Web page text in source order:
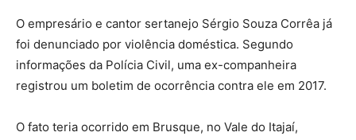
O empresário e cantor sertanejo Sérgio Souza Corrêa já
foi denunciado por violência doméstica. Segundo
informações da Polícia Civil, uma ex-companheira
registrou um boletim de ocorrência contra ele em 2017.
O fato teria ocorrido em Brusque, no Vale do Itajaí,